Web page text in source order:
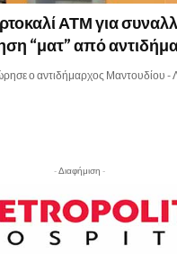
ΑΤΜ για
“ματ” από
ο αντιδήμαρχος Μαντουδίου -
- Διαφήμιση -